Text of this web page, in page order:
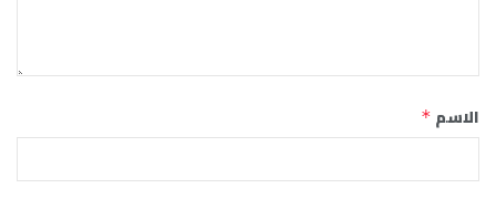
الاسم *